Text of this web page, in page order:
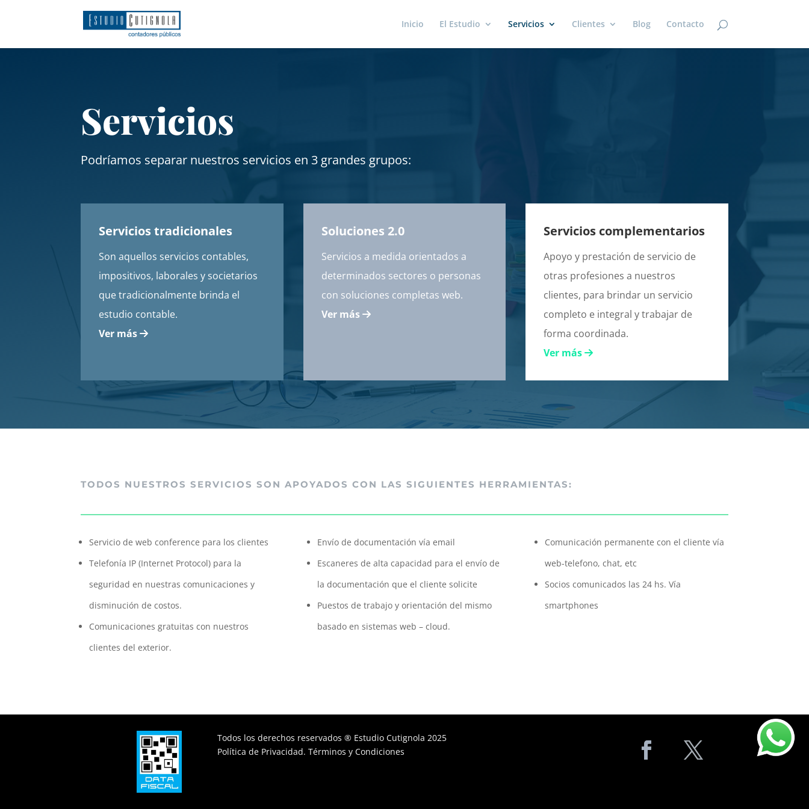
Inicio El Estudio Servicios Clientes Blog Contacto
Servicios
Podríamos separar nuestros servicios en 3 grandes grupos:
Servicios tradicionales
Son aquellos servicios contables,
impositivos, laborales y societarios
que tradicionalmente brinda el
estudio contable.
Ver más
Soluciones 2.0
Servicios a medida orientados a
determinados sectores o personas
con soluciones completas web.
Ver más
Servicios complementarios
Apoyo y prestación de servicio de
otras profesiones a nuestros
clientes, para brindar un servicio
completo e integral y trabajar de
forma coordinada.
Ver más
TODOS NUESTROS SERVICIOS SON APOYADOS CON LAS SIGUIENTES HERRAMIENTAS:
Servicio de web conference para los clientes
Telefonía IP (Internet Protocol) para la
seguridad en nuestras comunicaciones y
disminución de costos.
Comunicaciones gratuitas con nuestros
clientes del exterior.
Envío de documentación vía email
Escaneres de alta capacidad para el envío de
la documentación que el cliente solicite
Puestos de trabajo y orientación del mismo
basado en sistemas web – cloud.
Comunicación permanente con el cliente vía
web-telefono, chat, etc
Socios comunicados las 24 hs. Vía
smartphones
Todos los derechos reservados ® Estudio Cutignola 2025
Política de Privacidad.Términos y Condiciones